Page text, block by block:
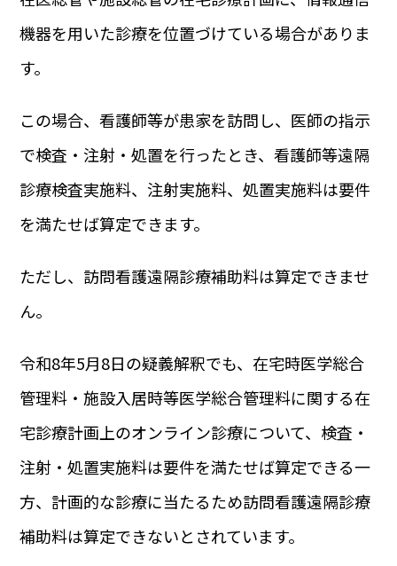
機器を用いた診療を位置づけている場合がありま
す。
この場合、看護師等が患家を訪問し、医師の指示
で検査・注射・処置を行ったとき、看護師等遠隔
診療検査実施料、注射実施料、処置実施料は要件
を満たせば算定できます。
ただし、訪問看護遠隔診療補助料は算定できませ
ん。
令和8年5月8日の疑義解釈でも、在宅時医学総合
管理料・施設入居時等医学総合管理料に関する在
宅診療計画上のオンライン診療について、検査・
注射・処置実施料は要件を満たせば算定できる一
方、計画的な診療に当たるため訪問看護遠隔診療
補助料は算定できないとされています。